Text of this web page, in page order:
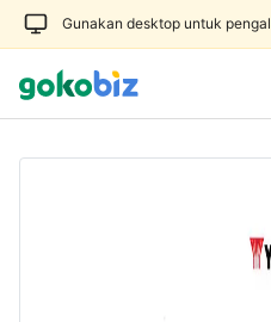
Gunakan desktop untuk